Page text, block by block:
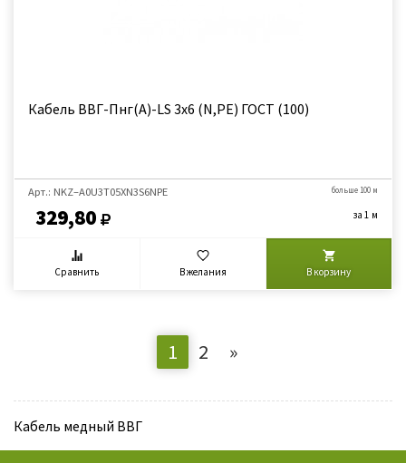
Кабель ВВГ-Пнг(А)-LS 3х6 (N,PE) ГОСТ (100)
Арт.: NKZ–A0U3Т05XN3S6NPE
329,80
больше 100 м
за 1 м
Сравнить В желания В корзину
1 2 »
Кабель медный ВВГ